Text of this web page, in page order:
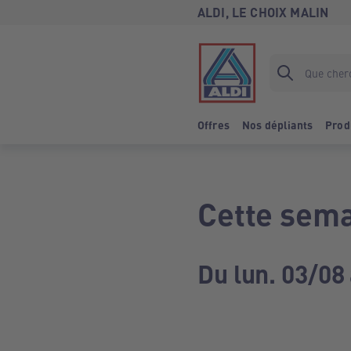
ALDI, LE CHOIX MALIN
Offres Nos dépliants
Cette
Du lun. 03/